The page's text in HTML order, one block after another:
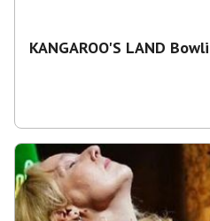
KANGAROO'S LAND